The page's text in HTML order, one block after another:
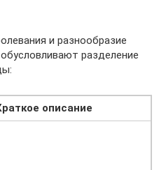
и разнообразие
разделение
описание